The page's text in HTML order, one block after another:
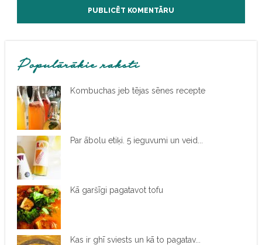
Populārākie raksti
Kombuchas jeb tējas sēnes recepte
Par ābolu etiķi. 5 ieguvumi un veid...
Kā garšīgi pagatavot tofu
Kas ir ghī sviests un kā to pagatav...